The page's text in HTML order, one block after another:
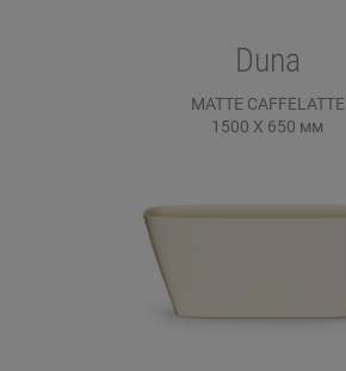
Duna
MATTE CAFFELATTE
1500 X 650 мм